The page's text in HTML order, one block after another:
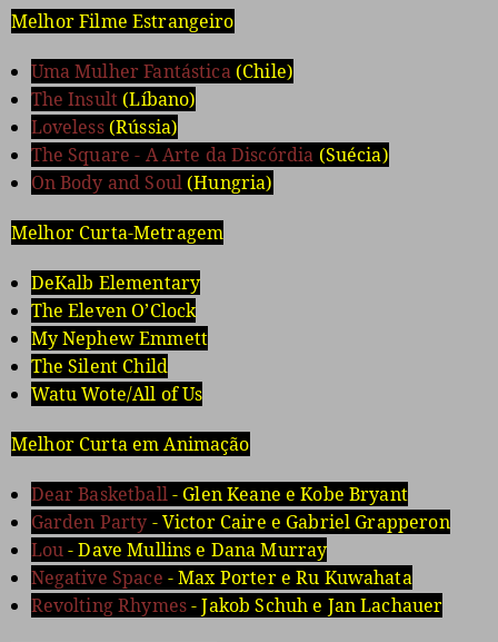
Melhor Filme Estrangeiro
Uma Mulher Fantástica(Chile)
The Insult (Líbano)
Loveless(Rússia)
The Square - A Arte da Discórdia (Suécia)
On Body and Soul (Hungria)
Melhor Curta-Metragem
DeKalb Elementary
The Eleven O’Clock
My Nephew Emmett
The Silent Child
Watu Wote/All of Us
Melhor Curta em Animação
Dear Basketball- Glen Keane e Kobe Bryant
Garden Party - Victor Caire e Gabriel Grapperon
Lou- Dave Mullins e Dana Murray
Negative Space - Max Porter e Ru Kuwahata
Revolting Rhymes- Jakob Schuh e Jan Lachauer